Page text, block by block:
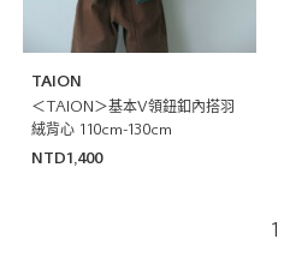
TAION
＜TAION＞基本V領鈕釦內搭羽
絨背心 110cm-130cm
NTD1,400
1